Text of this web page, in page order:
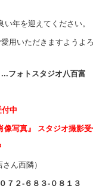
年を迎えてください。
用いただきますようよ
フォトスタジオ八百富
付中
像写真』 スタジオ撮影
ん西隣）
７２-６８３-０８１３